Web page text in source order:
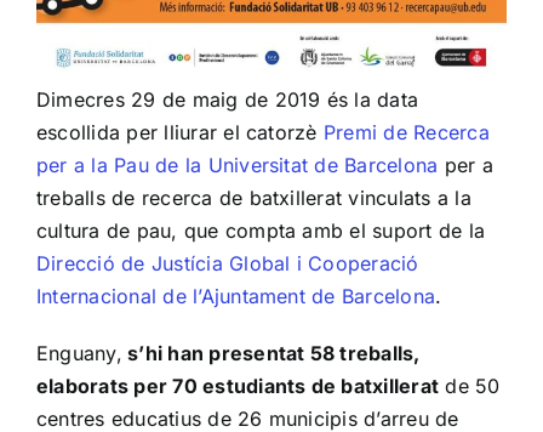
Dimecres 29 de maig de 2019 és la data
escollida per lliurar el catorzè Premi de Recerca
per a la Pau de la Universitat de Barcelona per a
treballs de recerca de batxillerat vinculats a la
cultura de pau, que compta amb el suport de la
Direcció de Justícia Global i Cooperació
Internacional de l’Ajuntament de Barcelona.
Enguany, s’hi han presentat 58 treballs,
elaborats per 70 estudiants de batxillerat de 50
centres educatius de 26 municipis d’arreu de